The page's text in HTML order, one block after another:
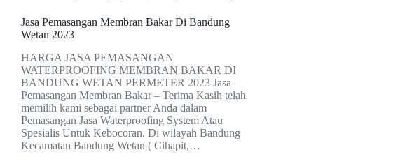
Jasa Pemasangan Membran Bakar Di Bandung
Wetan 2023
HARGA JASA PEMASANGAN
WATERPROOFING MEMBRAN BAKAR DI
BANDUNG WETAN PERMETER 2023 Jasa
Pemasangan Membran Bakar – Terima Kasih telah
memilih kami sebagai partner Anda dalam
Pemasangan Jasa Waterproofing System Atau
Spesialis Untuk Kebocoran. Di wilayah Bandung
Kecamatan Bandung Wetan ( Cihapit,…